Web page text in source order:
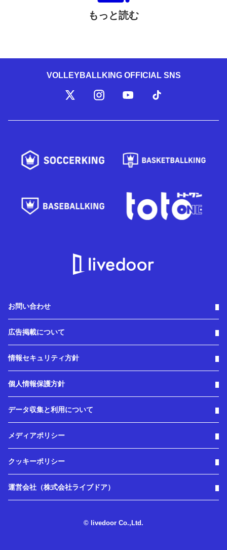
もっと読む
VOLLEYBALLKING OFFICIAL SNS
お問い合わせ
広告掲載について
情報セキュリティ方針
個人情報保護方針
データ収集と利用について
メディアポリシー
クッキーポリシー
運営会社（株式会社ライブドア）
© livedoor Co.,Ltd.